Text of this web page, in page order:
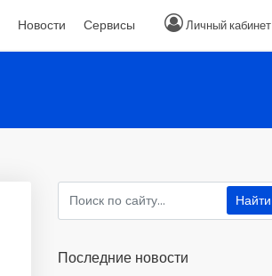
Последние новости
Личный кабинет
Новости Сервисы